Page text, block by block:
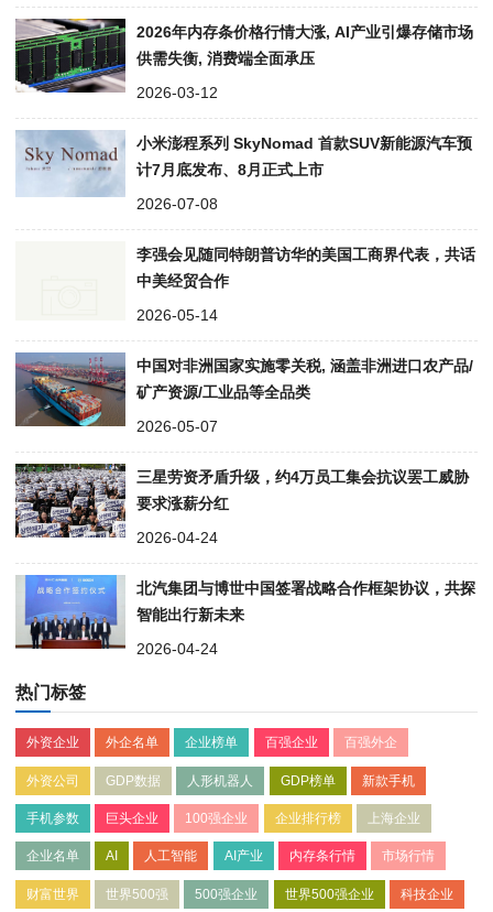
2026年内存条价格行情大涨, AI产业引爆存储市场
供需失衡, 消费端全面承压
2026-03-12
小米澎程系列 SkyNomad 首款SUV新能源汽车预
计7月底发布、8月正式上市
2026-07-08
李强会见随同特朗普访华的美国工商界代表，共话
中美经贸合作
2026-05-14
中国对非洲国家实施零关税, 涵盖非洲进口农产品/
矿产资源/工业品等全品类
2026-05-07
三星劳资矛盾升级，约4万员工集会抗议罢工威胁
要求涨薪分红
2026-04-24
北汽集团与博世中国签署战略合作框架协议，共探
智能出行新未来
2026-04-24
热门标签
外资企业 外企名单 企业榜单 百强企业 百强外企
外资公司 GDP数据 人形机器人 GDP榜单 新款手机
手机参数 巨头企业 100强企业 企业排行榜 上海企业
企业名单 AI 人工智能 AI产业 内存条行情 市场行情
财富世界 世界500强 500强企业 世界500强企业 科技企业